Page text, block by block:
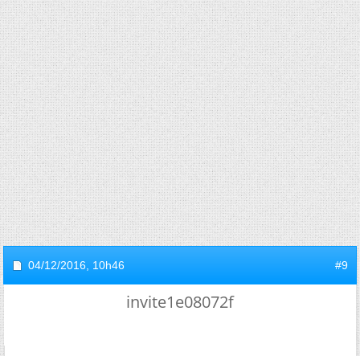
04/12/2016, 10h46 #9
invite1e08072f